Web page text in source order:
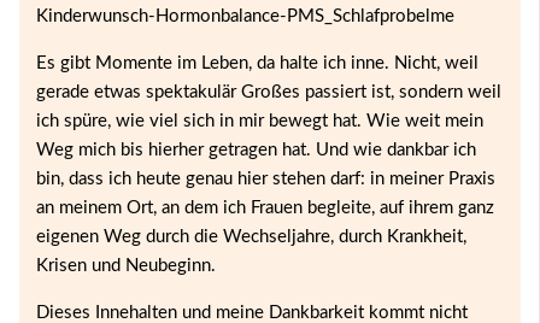
Es gibt Momente im Leben, da halte ich inne. Nicht, weil
gerade etwas spektakulär Großes passiert ist, sondern weil
ich spüre, wie viel sich in mir bewegt hat. Wie weit mein
Weg mich bis hierher getragen hat. Und wie dankbar ich
bin, dass ich heute genau hier stehen darf: in meiner Praxis
an meinem Ort, an dem ich Frauen begleite, auf ihrem ganz
eigenen Weg durch die Wechseljahre, durch Krankheit,
Krisen und Neubeginn.
Dieses Innehalten und meine Dankbarkeit kommt nicht